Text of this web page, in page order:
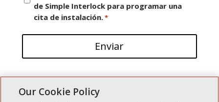
de Simple Interlock para programar una
cita de instalación.*
Our Cookie Policy